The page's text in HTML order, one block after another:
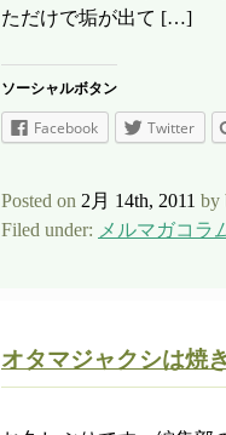
ただけで垢が出て […]
ソーシャルボタン
Facebook Twitter
Posted on 2月 14th, 2011 by
Filed under: メルマガコラ
オタマジャクシは焼